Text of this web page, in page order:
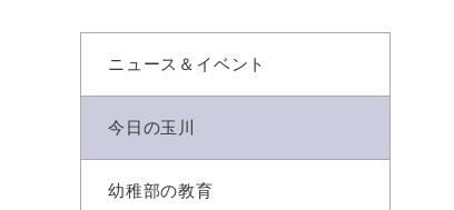
ニュース＆イベント
今日の玉川
幼稚部の教育